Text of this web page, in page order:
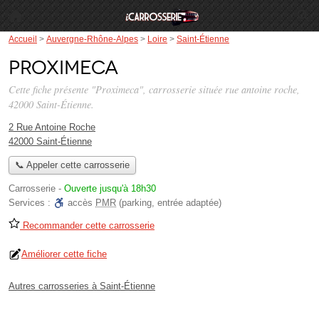
Accueil > Auvergne-Rhône-Alpes > Loire > Saint-Étienne
Proximeca
Cette fiche présente "Proximeca", carrosserie située rue antoine roche,
42000 Saint-Étienne.
2 Rue Antoine Roche
42000 Saint-Étienne
📞 Appeler cette carrosserie
Carrosserie - Ouverte jusqu'à 18h30
Services :
accès PMR (parking, entrée adaptée)
Recommander cette carrosserie
Améliorer cette fiche
Autres carrosseries à Saint-Étienne